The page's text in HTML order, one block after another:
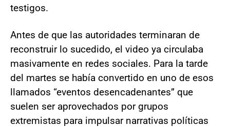
testigos.
Antes de que las autoridades terminaran de
reconstruir lo sucedido, el video ya circulaba
masivamente en redes sociales. Para la tarde
del martes se había convertido en uno de esos
llamados “eventos desencadenantes” que
suelen ser aprovechados por grupos
extremistas para impulsar narrativas políticas